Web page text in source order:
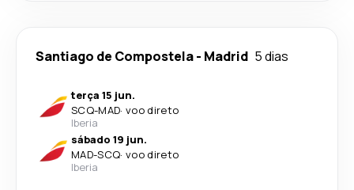
Santiago de Compostela- Madrid 5 dias
terça 15 jun.
SCQ-MAD· voo direto
Iberia
sábado 19 jun.
MAD-SCQ· voo direto
Iberia